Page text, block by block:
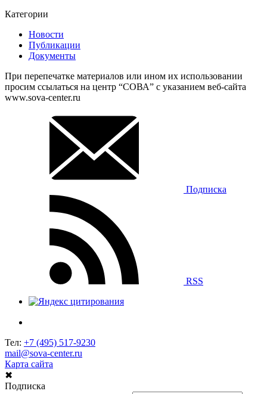
Категории
Новости
Публикации
Документы
При перепечатке материалов или ином их использовании
просим ссылаться на центр “СОВА” с указанием веб-сайта
www.sova-center.ru
Подписка
RSS
Тел: +7 (495) 517-9230
mail@sova-center.ru
Карта сайта
✖
Подписка